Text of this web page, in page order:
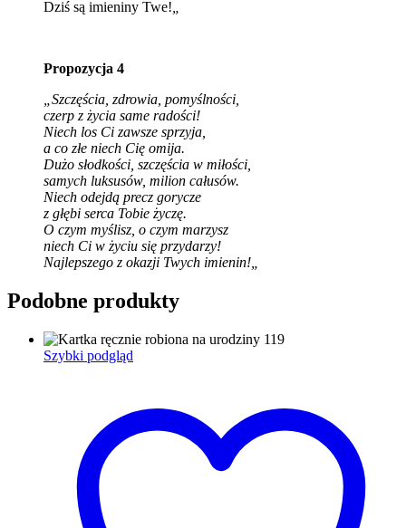
Dziś są imieniny Twe!
Propozycja 4
„Szczęścia, zdrowia, pomyślności,
czerp z życia same radości!
Niech los Ci zawsze sprzyja,
a co złe niech Cię omija.
Dużo słodkości, szczęścia w miłości,
samych luksusów, milion całusów.
Niech odejdą precz gorycze
z głębi serca Tobie życzę.
O czym myślisz, o czym marzysz
niech Ci w życiu się przydarzy!
Najlepszego z okazji Twych imienin!
Podobne produkty
Szybki podgląd